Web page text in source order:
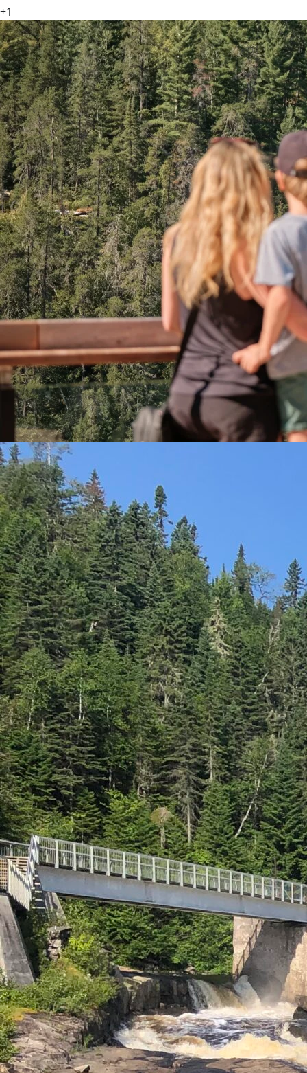
+1